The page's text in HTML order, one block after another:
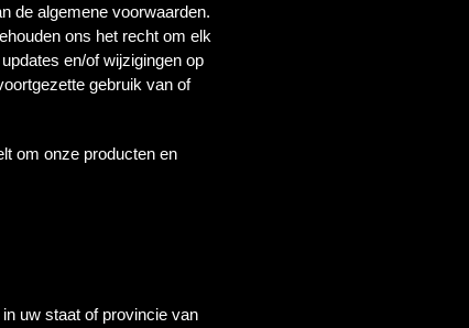
de algemene voorwaarden.
ons het recht om elk
en/of wijzigingen op
gebruik van of
om onze producten en
uw staat of provincie van